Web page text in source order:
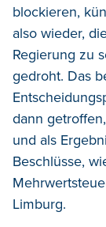
blockieren,
also wieder,
Regierung zu
gedroht. Das
dann
und als
Beschlüsse,
Limburg.